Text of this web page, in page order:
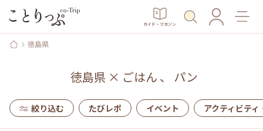
ガイド・マガジン
徳島県
徳島県× ごはん 、 パン
絞り込む たびレポ イベント アクティビティ